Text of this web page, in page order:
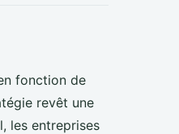
fonction de
revêt une
les entreprises